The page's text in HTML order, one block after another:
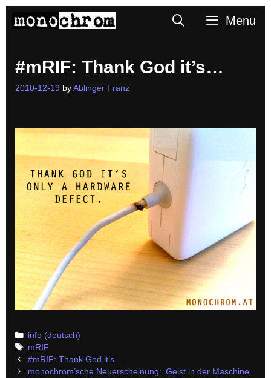
SearchMenu
#mRIF: Thank God it’s…
2010-12-19 by Ablinger Franz
Categories
info (deutsch)
Tags
mRIF
Post
navigation
#mRIF: Thank God it’s…
monochrom’sche Neuerscheinung: ‘Geist in der Maschine.